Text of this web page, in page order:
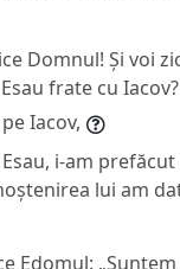
Domnul! Și voi
frate cu
Iacov,
i-am
lui am
Edomul: